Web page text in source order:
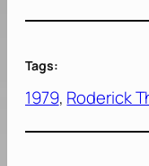
Tags:
1979, Roderick